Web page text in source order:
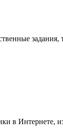
в Интернете,